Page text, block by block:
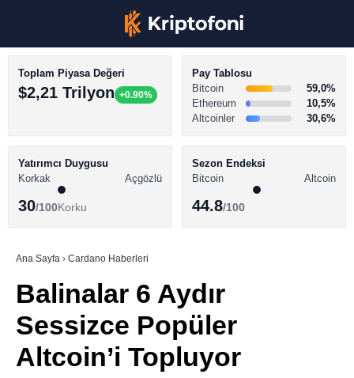
BİTCOİN HABERLERİ
ALTCOİN HABERLERİ
SÖZLÜK
Toplam Piyasa Değeri
$2,21 Trilyon +0.90%
Pay Tablosu
Bitcoin
59,0%
Ethereum
10,5%
Altcoinler
30,6%
Yatırımcı Duygusu
Korkak
Açgözlü
30/100Korku
Sezon Endeksi
Bitcoin
Altcoin
44.8/100
Ana Sayfa › Cardano Haberleri
Balinalar 6 Aydır
Sessizce Popüler
Altcoin’i Topluyor